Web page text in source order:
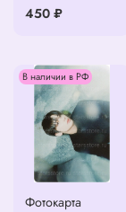
450 ₽
В наличии в РФ
Фотокарта